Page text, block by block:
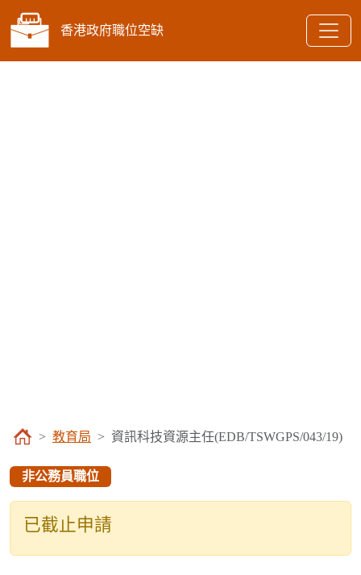
香港政府職位空缺
教育局 資訊科技資源主任(EDB/TSWGPS/043/19)
非公務員職位
已截止申請